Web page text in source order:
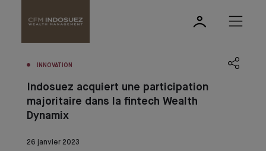
INNOVATION
Indosuez acquiert une participation
majoritaire dans la fintech Wealth
Dynamix
26 janvier 2023